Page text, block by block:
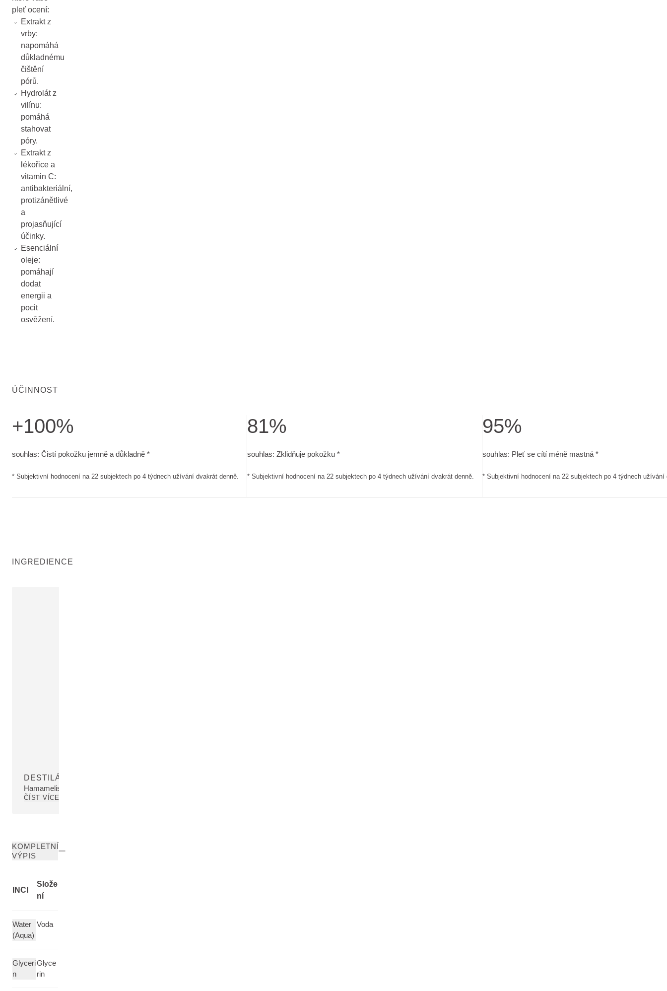
pleť ocení:
Extrakt z
vrby:
napomáhá
důkladnému
čištění
pórů.
Hydrolát z
vilínu:
pomáhá
stahovat
póry.
Extrakt z
lékořice a
vitamin C:
antibakteriální,
protizánětlivé
a
projasňující
účinky.
Esenciální
oleje:
pomáhají
dodat
energii a
pocit
osvěžení.
ÚČINNOST
+100%
souhlas: Čistí pokožku jemně a důkladně *
* Subjektivní hodnocení na 22 subjektech po 4 týdnech užívání dvakrát denně.
81%
souhlas: Zklidňuje pokožku *
* Subjektivní hodnocení na 22 subjektech po 4 týdnech užívání dvakrát denně.
95%
souhlas: Pleť se cítí méně mastná *
* Subjektivní hodnocení na 22 subjektech po 4 týdnech užívání
INGREDIENCE
DESTILÁT VILÍNU VIRGINSKÉHO
Hamamelis Virginiana (Witch Hazel) Water
ČÍST VÍCE
KOMPLETNÍ
VÝPIS
INCI
Slože
ní
Water
(Aqua)
Voda
Glyceri
n
Glyce
rin